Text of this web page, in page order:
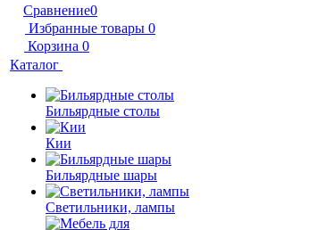
Сравнение0
Избранные товары 0
Корзина 0
Каталог
Бильярдные столы
Кии
Бильярдные шары
Светильники, лампы